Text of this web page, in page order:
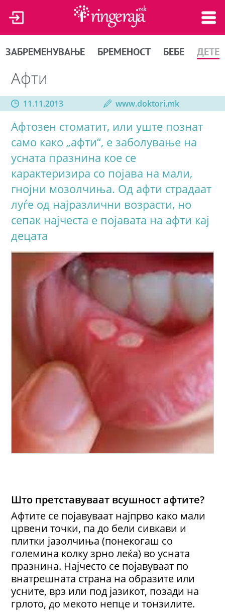
ЗАБРЕМЕНУВАЊЕ БРЕМЕНОСТ БЕБЕ ДЕТЕ
Афти
11.11.2013 www.doktori.mk
Афтозен стоматит, или уште познат
само како „афти“, е заболување на
усната празнина кое се
карактеризира со појава на мали,
гнојни мозолчиња. Од афти страдаат
луѓе од најразлични возрасти, но
сепак најчеста е појавата на афти кај
децата
Што претставуваат всушност афтите?
Афтите се појавуваат најпрво како мали
црвени точки, па до бели сивкави и
плитки јазолчиња (понекогаш со
големина колку зрно леќа) во усната
празнина. Најчесто се појавуваат по
внатрешната страна на образите или
усните, врз или под јазикот, позади на
грлото, до мекото непце и тонзилите.